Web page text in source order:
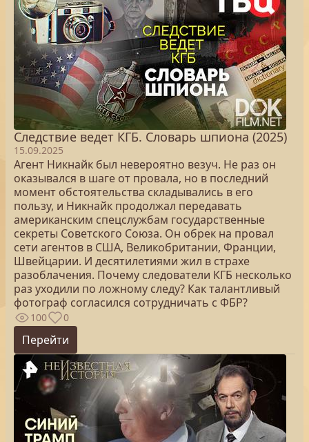
Следствие ведет КГБ. Словарь шпиона (2025)
15.09.2025
Агент Никнайк был невероятно везуч. Не раз он
оказывался в шаге от провала, но в последний
момент обстоятельства складывались в его
пользу, и Никнайк продолжал передавать
американским спецслужбам государственные
секреты Советского Союза. Он обрек на провал
сети агентов в США, Великобритании, Франции,
Швейцарии. И десятилетиями жил в страхе
разоблачения. Почему следователи КГБ несколько
раз уходили по ложному следу? Как талантливый
фотограф согласился сотрудничать с ФБР?
100 0
Перейти